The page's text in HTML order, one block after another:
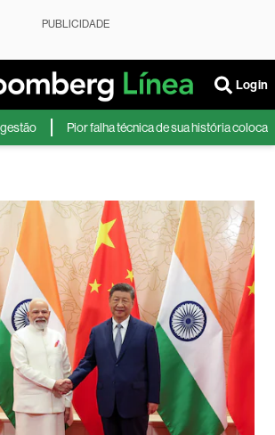
PUBLICIDADE
Login
falha técnica de sua história coloca em evidência